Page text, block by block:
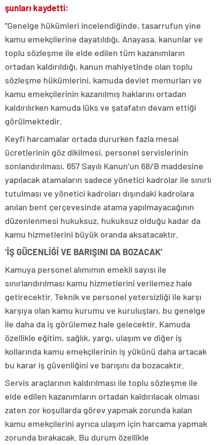
şunları kaydetti:
”Genelge hükümleri incelendiğinde, tasarrufun yine
kamu emekçilerine dayatıldığı, Anayasa, kanunlar ve
toplu sözleşme ile elde edilen tüm kazanımların
ortadan kaldırıldığı, kanun mahiyetinde olan toplu
sözleşme hükümlerini, kamuda devlet memurları ve
kamu emekçilerinin kazanılmış haklarını ortadan
kaldırılırken kamuda lüks ve şatafatın devam ettiği
görülmektedir.
Keyfi harcamalar ortada dururken fazla mesai
ücretlerinin göz dikilmesi, personel servislerinin
sonlandırılması, 657 Sayılı Kanun’un 68/B maddesine
yapılacak atamaların sadece yönetici kadrolar ile sınırlı
tutulması ve yönetici kadroları dışındaki kadrolara
anılan bent çerçevesinde atama yapılmayacağının
düzenlenmesi hukuksuz, hukuksuz olduğu kadar da
kamu hizmetlerini büyük oranda aksatacaktır.
‘İŞ GÜCENLİĞİ VE BARIŞINI DA BOZACAK’
Kamuya personel alımımın emekli sayısı ile
sınırlandırılması kamu hizmetlerini verilemez hale
getirecektir. Teknik ve personel yetersizliği ile karşı
karşıya olan kamu kurumu ve kuruluşları, bu genelge
ile daha da iş görülemez hale gelecektir. Kamuda
özellikle eğitim, sağlık, yargı, ulaşım ve diğer iş
kollarında kamu emekçilerinin iş yükünü daha artacak
bu karar iş güvenliğini ve barışını da bozacaktır.
Servis araçlarının kaldırılması ile toplu sözleşme ile
elde edilen kazanımların ortadan kaldırılacak olması
zaten zor koşullarda görev yapmak zorunda kalan
kamu emekçilerini ayrıca ulaşım için harcama yapmak
zorunda bırakacak. Bu durum özellikle